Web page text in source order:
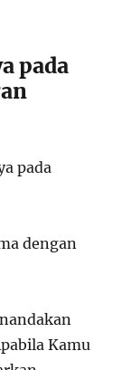
pada
pada
dengan
Kamu